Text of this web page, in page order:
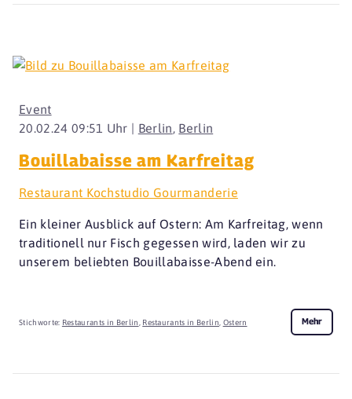
20.02.24 09:51 Uhr | Berlin, Berlin
Event
Bouillabaisse am Karfreitag
Restaurant Kochstudio Gourmanderie
Ein kleiner Ausblick auf Ostern: Am Karfreitag, wenn
traditionell nur Fisch gegessen wird, laden wir zu
unserem beliebten Bouillabaisse-Abend ein.
Stichworte: Restaurants in Berlin Restaurants in Berlin Ostern Mehr